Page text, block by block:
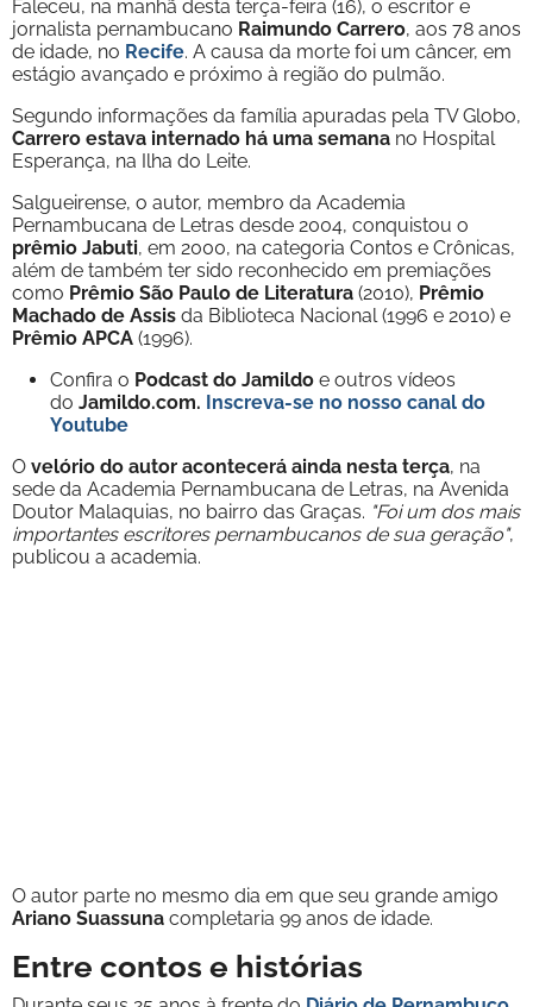
Faleceu, na manhã desta terça-feira (16), o escritor e
jornalista pernambucano Raimundo Carrero, aos 78 anos
de idade, no Recife. A causa da morte foi um câncer, em
estágio avançado e próximo à região do pulmão.
Segundo informações da família apuradas pela TV Globo,
Carrero estava internado há uma semana no Hospital
Esperança, na Ilha do Leite.
Salgueirense, o autor, membro da Academia
Pernambucana de Letras desde 2004, conquistou o
prêmio Jabuti, em 2000, na categoria Contos e Crônicas,
além de também ter sido reconhecido em premiações
como Prêmio São Paulo de Literatura (2010), Prêmio
Machado de Assis da Biblioteca Nacional (1996 e 2010) e
Prêmio APCA (1996).
Confira o Podcast do Jamildo e outros vídeos
do Jamildo.com. Inscreva-se no nosso canal do
Youtube
O velório do autor acontecerá ainda nesta terça, na
sede da Academia Pernambucana de Letras, na Avenida
Doutor Malaquias, no bairro das Graças. "Foi um dos mais
importantes escritores pernambucanos de sua geração",
publicou a academia.
O autor parte no mesmo dia em que seu grande amigo
Ariano Suassuna completaria 99 anos de idade.
Entre contos e histórias